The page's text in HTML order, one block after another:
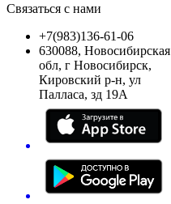
Связаться с нами
+7(983)136-61-06
630088, Новосибирская
обл, г Новосибирск,
Кировский р-н, ул
Палласа, зд 19А